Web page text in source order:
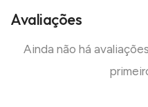
Avaliações
Ainda não há